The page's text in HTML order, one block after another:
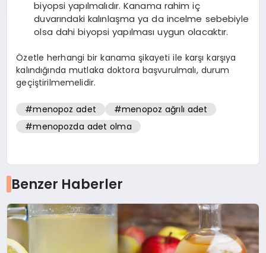
biyopsi yapılmalıdır. Kanama rahim iç
duvarındaki kalınlaşma ya da incelme sebebiyle
olsa dahi biyopsi yapılması uygun olacaktır.
Özetle herhangi bir kanama şikayeti ile karşı karşıya
kalındığında mutlaka doktora başvurulmalı, durum
geçiştirilmemelidir.
#menopoz adet
#menopoz ağrılı adet
#menopozda adet olma
Benzer Haberler